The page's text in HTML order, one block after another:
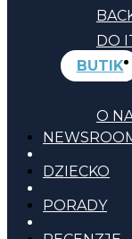
DO
BUTIK
O
DZIECKO
PORADY